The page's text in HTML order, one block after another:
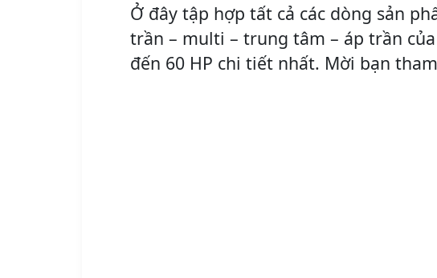
Ở đây tập hợp tất cả các dòng sản
trần – multi – trung tâm – áp trần
đến 60 HP chi tiết nhất. Mời bạn